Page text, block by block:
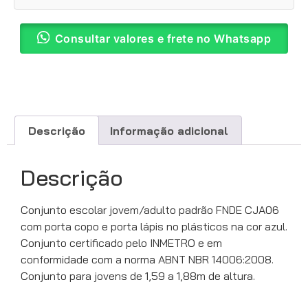
Consultar valores e frete no Whatsapp
Descrição Informação adicional
Descrição
Conjunto escolar jovem/adulto padrão FNDE CJA06
com porta copo e porta lápis no plásticos na cor azul.
Conjunto certificado pelo INMETRO e em
conformidade com a norma ABNT NBR 14006:2008.
Conjunto para jovens de 1,59 a 1,88m de altura.